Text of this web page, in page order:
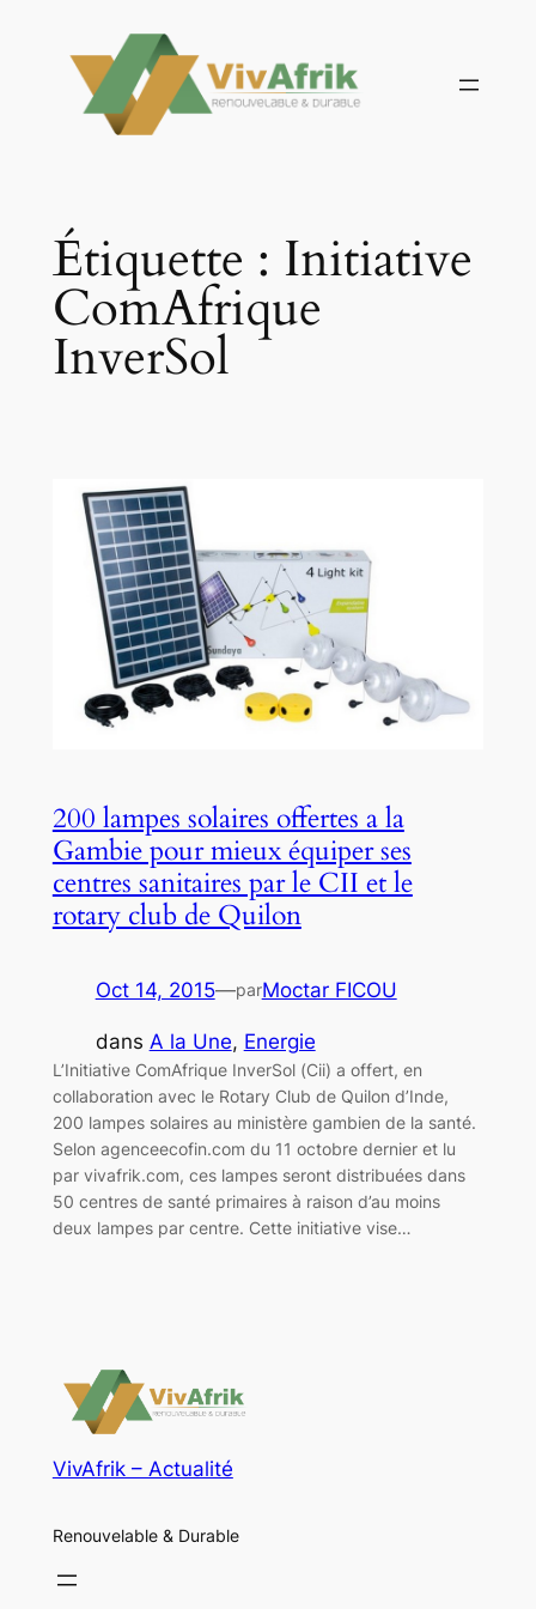
contenu
Étiquette : Initiative
ComAfrique
InverSol
200 lampes solaires offertes a la
Gambie pour mieux équiper ses
centres sanitaires par le CII et le
rotary club de Quilon
Oct 14, 2015—parMoctar FICOU
dans A la Une, Energie
L’Initiative ComAfrique InverSol (Cii) a offert, en
collaboration avec le Rotary Club de Quilon d’Inde,
200 lampes solaires au ministère gambien de la santé.
Selon agenceecofin.com du 11 octobre dernier et lu
par vivafrik.com, ces lampes seront distribuées dans
50 centres de santé primaires à raison d’au moins
deux lampes par centre. Cette initiative vise…
VivAfrik – Actualité
Renouvelable & Durable